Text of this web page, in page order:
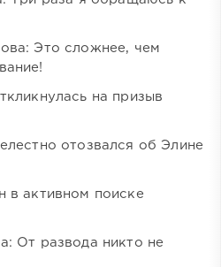
Это сложнее, чем
на призыв
отозвался об Элине
в активном поиске
От развода никто не